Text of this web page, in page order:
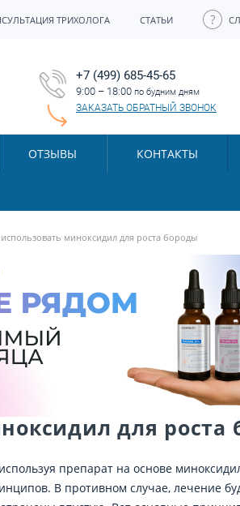
ТРИХОЛОГА СТАТЬИ
+7 (499) 685-45-65
9:00 – 18:00 по будним дням
ЗАКАЗАТЬ ОБРАТНЫЙ ЗВОНОК
ОТЗЫВЫ КОНТАКТЫ
миноксидил для роста бороды
для роста
препарат на основе
В противном случае, лечение